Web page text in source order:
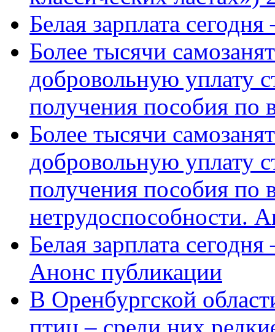
Белая зарплата
Более тысячи
добровольную уплату
получения пособия по
Более тысячи
добровольную уплату
получения пособия по
нетрудоспособности.
Белая зарплата
Анонс публикации
В Оренбургской